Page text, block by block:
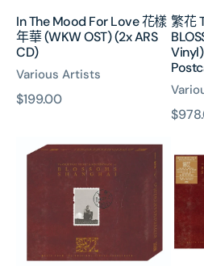
OST)
(2x
ARS
CD)
In The Mood For Love 花樣
年華 (WKW OST) (2x ARS
CD)
Various Artists
原
$199.00
獨
家
乙
張)
繁花
原
花
Soundtrack
BLOSSOMS
SHANGHAI
(慶
The